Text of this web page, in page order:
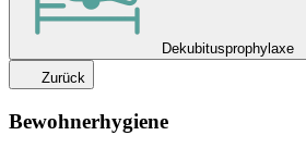
Dekubitusprophylaxe
Zurück
Bewohnerhygiene